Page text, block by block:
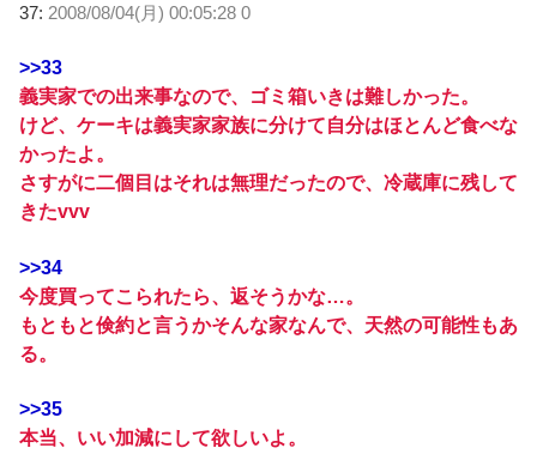
37: 2008/08/04(月) 00:05:28 0
>>33
義実家での出来事なので、ゴミ箱いきは難しかった。
けど、ケーキは義実家家族に分けて自分はほとんど食べな
かったよ。
さすがに二個目はそれは無理だったので、冷蔵庫に残して
きたvvv
>>34
今度買ってこられたら、返そうかな…。
もともと倹約と言うかそんな家なんで、天然の可能性もあ
る。
>>35
本当、いい加減にして欲しいよ。